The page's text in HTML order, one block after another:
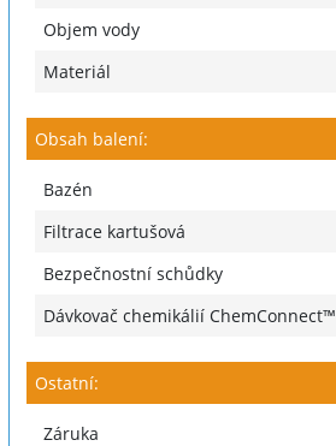
Objem vody
Materiál
Obsah balení:
Bazén
Filtrace kartušová
Bezpečnostní schůdky
Dávkovač chemikálií ChemConnect™
Ostatní:
Záruka